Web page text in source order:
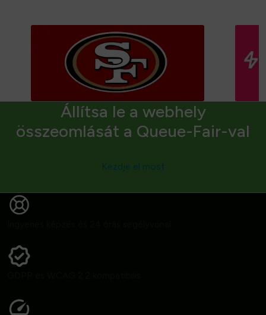
Állítsa le a webhely
összeomlását a Queue-Fair-val